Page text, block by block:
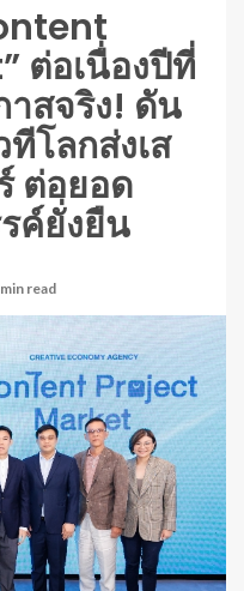
ต่อเนื่องปีที่
าสจริง! ดัน
โลกส่งเส
ต่อยอด
ค์ยั่งยืน
read